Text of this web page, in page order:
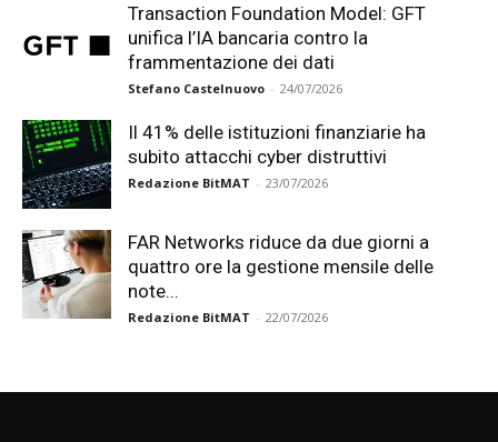
Transaction Foundation Model: GFT
unifica l’IA bancaria contro la
frammentazione dei dati
Stefano Castelnuovo - 24/07/2026
Il 41% delle istituzioni finanziarie ha
subito attacchi cyber distruttivi
Redazione BitMAT - 23/07/2026
FAR Networks riduce da due giorni a
quattro ore la gestione mensile delle
note...
Redazione BitMAT - 22/07/2026